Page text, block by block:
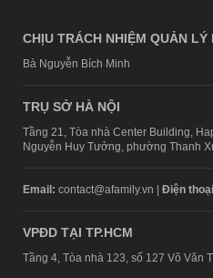
CHỊU TRÁCH NHIỆM QUẢN LÝ
Bà Nguyễn Bích Minh
TRỤ SỞ HÀ NỘI
Tầng 21, Tòa nhà Center Building,
Nguyễn Huy Tưởng, phường Thanh
Email: contact@afamily.vn | Điện
VPĐD TẠI TP.HCM
Tầng 4, Tòa nhà 123, số 127 Võ Văn